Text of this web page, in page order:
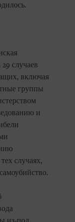
случаев
включая
группы
и
случаях,